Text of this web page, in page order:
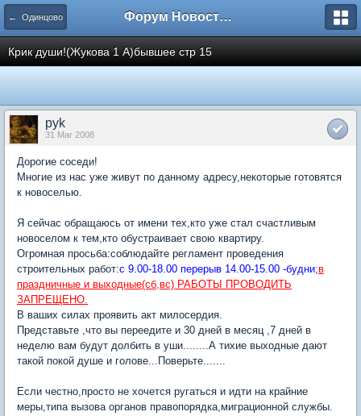
← Одинцово Форум Новостройки
Крик души!(Жукова 1 А)бывшее стр 15
pyk
31 Mar 2008
Дорогие соседи!
Многие из нас уже живут по данному адресу,некоторые готовятся
к новоселью.
Я сейчас обращаюсь от имени тех,кто уже стал счастливым
новоселом к тем,кто обустраивает свою квартиру.
Огромная просьба:соблюдайте регламент проведения
строительных работ:с 9.00-18.00 перерыв 14.00-15.00 -будни;в
праздничные и выходные(сб,вс) РАБОТЫ ПРОВОДИТЬ
ЗАПРЕЩЕНО.
В ваших силах проявить акт милосердия.
Представьте ,что вы переедите и 30 дней в месяц ,7 дней в
неделю вам будут долбить в уши........А тихие выходные дают
такой покой душе и голове...Поверьте.......
Если честно,просто не хочется ругаться и идти на крайние
меры,типа вызова органов правопорядка,миграционной службы.